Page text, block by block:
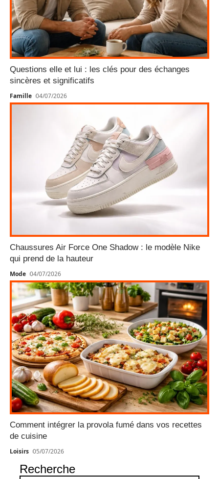
Questions elle et lui : les clés pour des échanges
sincères et significatifs
Famille 04/07/2026
Chaussures Air Force One Shadow : le modèle Nike
qui prend de la hauteur
Mode 04/07/2026
Comment intégrer la provola fumé dans vos recettes
de cuisine
Loisirs 05/07/2026
Recherche